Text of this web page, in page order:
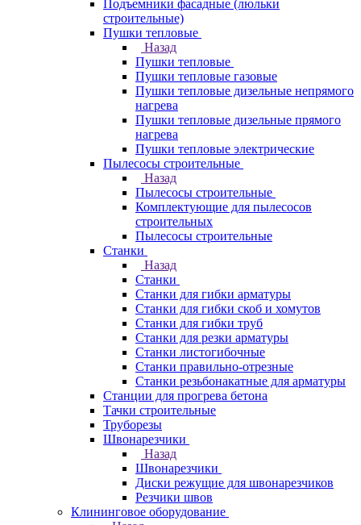
Подъемники фасадные (люльки
строительные)
Пушки тепловые
Назад
Пушки тепловые
Пушки тепловые газовые
Пушки тепловые дизельные непрямого
нагрева
Пушки тепловые дизельные прямого
нагрева
Пушки тепловые электрические
Пылесосы строительные
Назад
Пылесосы строительные
Комплектующие для пылесосов
строительных
Пылесосы строительные
Станки
Назад
Станки
Станки для гибки арматуры
Станки для гибки скоб и хомутов
Станки для гибки труб
Станки для резки арматуры
Станки листогибочные
Станки правильно-отрезные
Станки резьбонакатные для арматуры
Станции для прогрева бетона
Тачки строительные
Труборезы
Швонарезчики
Назад
Швонарезчики
Диски режущие для швонарезчиков
Резчики швов
Клининговое оборудование